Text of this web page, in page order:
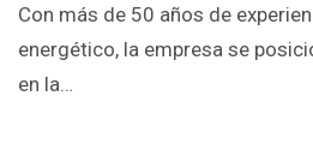
Con más de 50 años de
energético, la empresa se
en la…